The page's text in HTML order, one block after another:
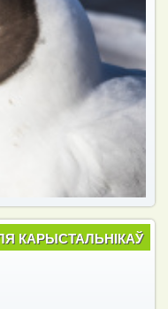
КАРЫСТАЛЬНІКАЎ